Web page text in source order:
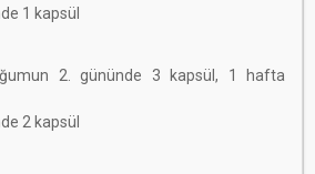
1 kapsül
2. gününde 3 kapsül, 1 hafta
2 kapsül